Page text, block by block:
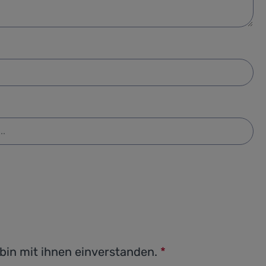
mit ihnen einverstanden. *